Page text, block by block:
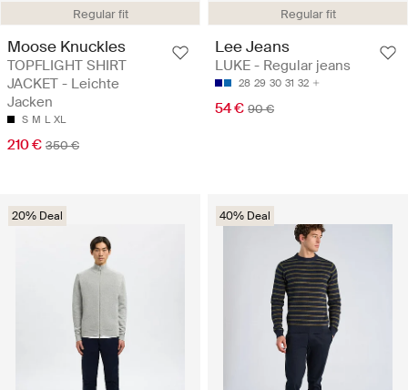
Regular fit
Moose Knuckles
TOPFLIGHT SHIRT
JACKET - Leichte
Jacken
S M L XL
210 € 350 €
Regular fit
Lee Jeans
LUKE - Regular jeans
28 29 30 31 32
54 € 90 €
20% Deal 40% Deal